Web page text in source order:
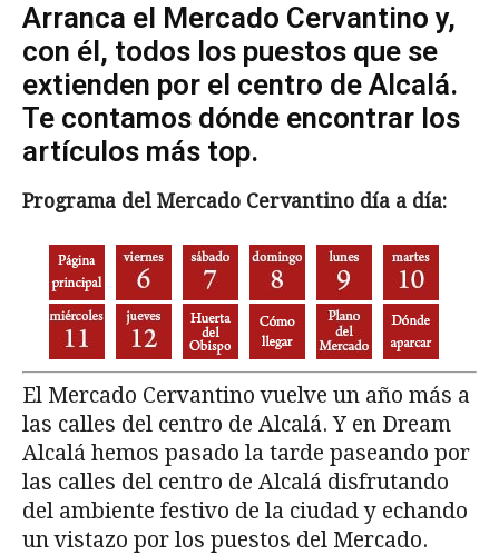
Arranca el Mercado Cervantino y,
con él, todos los puestos que se
extienden por el centro de Alcalá.
Te contamos dónde encontrar los
artículos más top.
Programa del Mercado Cervantino día a día:
El Mercado Cervantino vuelve un año más a
las calles del centro de Alcalá. Y en Dream
Alcalá hemos pasado la tarde paseando por
las calles del centro de Alcalá disfrutando
del ambiente festivo de la ciudad y echando
un vistazo por los puestos del Mercado.